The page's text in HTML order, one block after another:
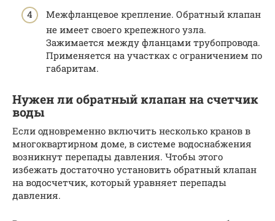
Межфланцевое крепление. Обратный клапан
не имеет своего крепежного узла.
Зажимается между фланцами трубопровода.
Применяется на участках с ограничением по
габаритам.
Нужен ли обратный клапан на счетчик
воды
Если одновременно включить несколько кранов в
многоквартирном доме, в системе водоснабжения
возникнут перепады давления. Чтобы этого
избежать достаточно установить обратный клапан
на водосчетчик, который уравняет перепады
давления.